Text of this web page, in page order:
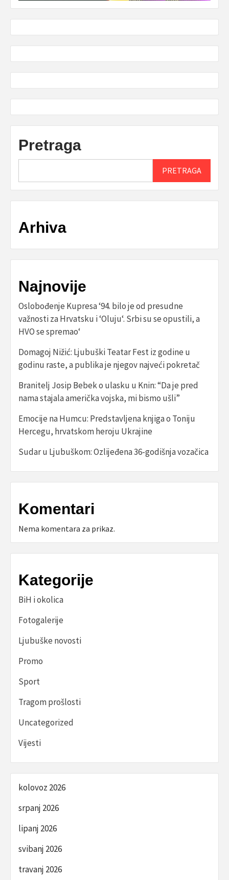
Pretraga
PRETRAGA
Arhiva
Najnovije
Oslobođenje Kupresa ‘94. bilo je od presudne
važnosti za Hrvatsku i ‘Oluju‘. Srbi su se opustili, a
HVO se spremao‘
Domagoj Nižić: Ljubuški Teatar Fest iz godine u
godinu raste, a publika je njegov najveći pokretač
Branitelj Josip Bebek o ulasku u Knin: “Da je pred
nama stajala američka vojska, mi bismo ušli”
Emocije na Humcu: Predstavljena knjiga o Toniju
Hercegu, hrvatskom heroju Ukrajine
Sudar u Ljubuškom: Ozlijeđena 36-godišnja vozačica
Komentari
Nema komentara za prikaz.
Kategorije
BiH i okolica
Fotogalerije
Ljubuške novosti
Promo
Sport
Tragom prošlosti
Uncategorized
Vijesti
kolovoz 2026
srpanj 2026
lipanj 2026
svibanj 2026
travanj 2026